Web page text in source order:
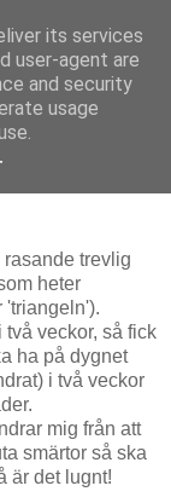
trevlig
heter
'triangeln').
två veckor, så fick
ha på dygnet
i två veckor
mig från att
smärtor så ska
är det lugnt!
its services
user-agent are
and security
usage